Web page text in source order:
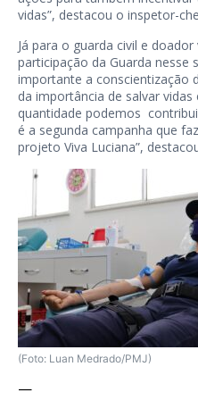
vidas”, destacou o inspetor-
Já para o guarda civil e
participação da Guarda nesse
importante a conscientização
da importância de salvar
quantidade podemos
é a segunda campanha que
projeto Viva Luciana”,
(Foto: Luan Medrado/PMJ)
—